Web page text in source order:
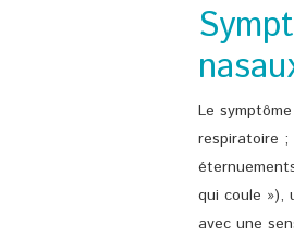
Le
respiratoire ;
qui coule »),
avec une